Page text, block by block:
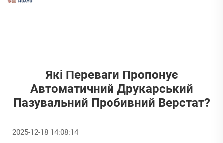
Які Переваги Пропонує
Автоматичний Друкарський
Пазувальний Пробивний Верстат?
2025-12-18 14:08:14